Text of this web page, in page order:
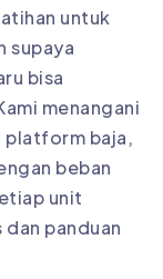
untuk
supaya
bisa
menangani
platform baja,
beban
unit
panduan